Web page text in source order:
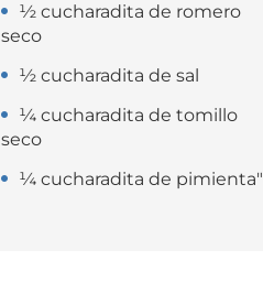
½ cucharadita de romero
seco
½ cucharadita de sal
¼ cucharadita de tomillo
seco
¼ cucharadita de pimienta"